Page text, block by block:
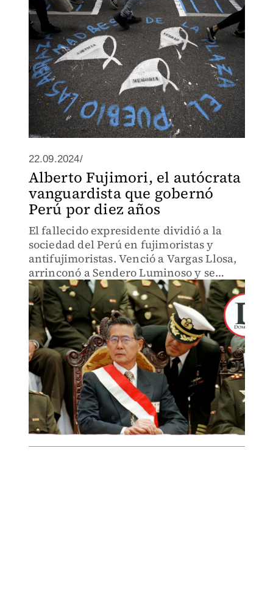
22.09.2024/
Alberto Fujimori, el autócrata
vanguardista que gobernó
Perú por diez años
El fallecido expresidente dividió a la
sociedad del Perú en fujimoristas y
antifujimoristas. Venció a Vargas Llosa,
arrinconó a Sendero Luminoso y se
enriqueció a placer.